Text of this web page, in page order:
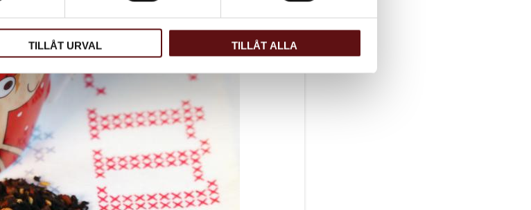
TILLÅT URVAL TILLÅT ALLA